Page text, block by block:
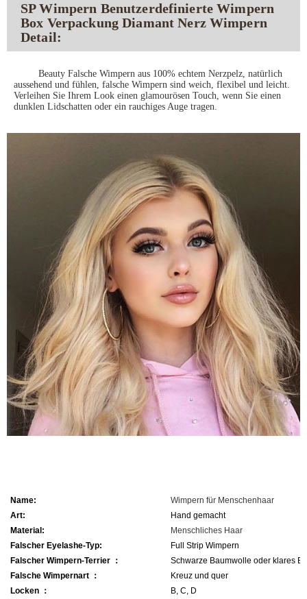
SP Wimpern Benutzerdefinierte Wimpern
Box Verpackung Diamant Nerz Wimpern
Detail:
Beauty Falsche Wimpern aus 100% echtem Nerzpelz, natürlich
aussehend und fühlen, falsche Wimpern sind weich, flexibel und leicht.
Verleihen Sie Ihrem Look einen glamourösen Touch, wenn Sie einen
dunklen Lidschatten oder ein rauchiges Auge tragen.
Name:
Wimpern für Menschenhaar
Art:
Hand gemacht
Material:
Menschliches Haar
Falscher Eyelashe-Typ:
Full Strip Wimpern
Falscher Wimpern-Terrier ：
Schwarze Baumwolle oder klares
Falsche Wimpernart ：
Kreuz und quer
Locken ：
B, C, D